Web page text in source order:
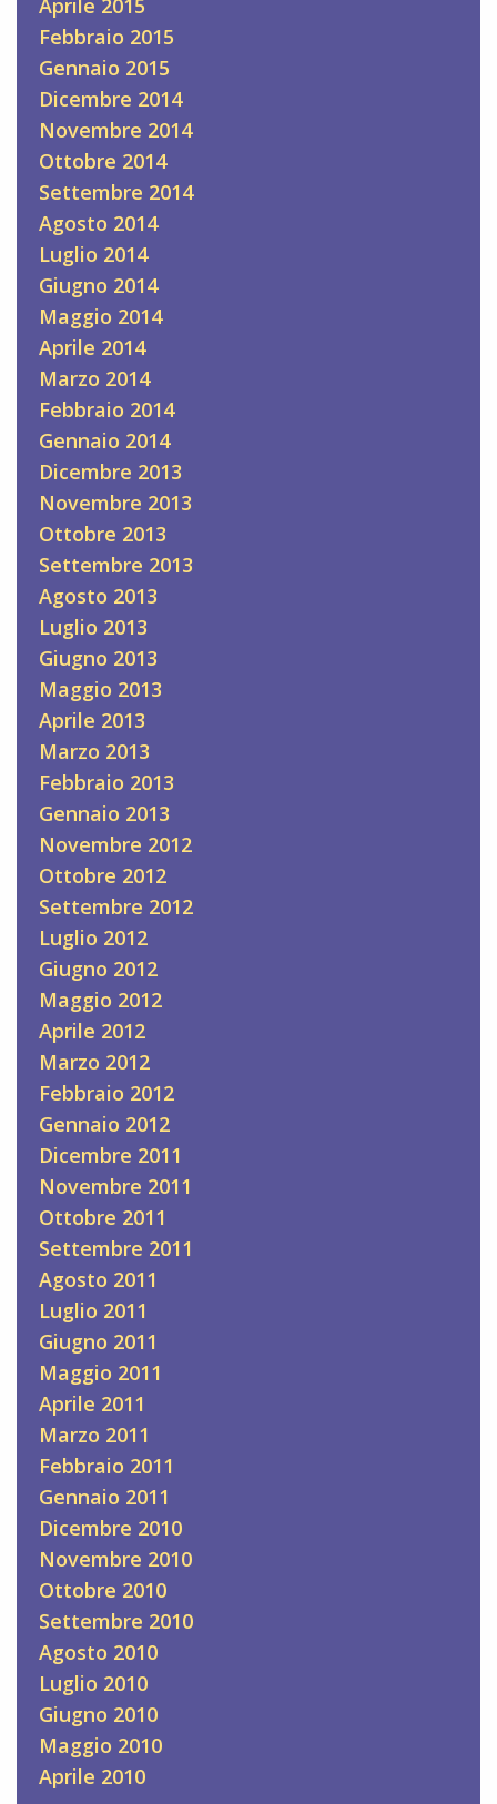
Aprile 2015
Febbraio 2015
Gennaio 2015
Dicembre 2014
Novembre 2014
Ottobre 2014
Settembre 2014
Agosto 2014
Luglio 2014
Giugno 2014
Maggio 2014
Aprile 2014
Marzo 2014
Febbraio 2014
Gennaio 2014
Dicembre 2013
Novembre 2013
Ottobre 2013
Settembre 2013
Agosto 2013
Luglio 2013
Giugno 2013
Maggio 2013
Aprile 2013
Marzo 2013
Febbraio 2013
Gennaio 2013
Novembre 2012
Ottobre 2012
Settembre 2012
Luglio 2012
Giugno 2012
Maggio 2012
Aprile 2012
Marzo 2012
Febbraio 2012
Gennaio 2012
Dicembre 2011
Novembre 2011
Ottobre 2011
Settembre 2011
Agosto 2011
Luglio 2011
Giugno 2011
Maggio 2011
Aprile 2011
Marzo 2011
Febbraio 2011
Gennaio 2011
Dicembre 2010
Novembre 2010
Ottobre 2010
Settembre 2010
Agosto 2010
Luglio 2010
Giugno 2010
Maggio 2010
Aprile 2010